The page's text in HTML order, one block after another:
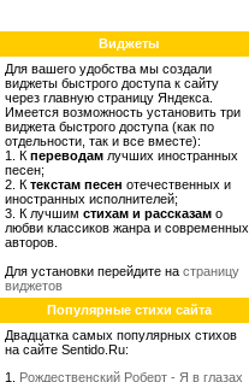
Виджеты
Для вашего удобства мы создали
виджеты быстрого доступа к сайту
через главную страницу Яндекса.
Имеется возможность установить три
виджета быстрого доступа (как по
отдельности, так и все вместе):
1. К переводам лучших иностранных
песен;
2. К текстам песен отечественных и
иностранных исполнителей;
3. К лучшим стихам и рассказам о
любви классиков жанра и современных
авторов.
Для установки перейдите на страницу
виджетов
Популярные стихи сайта
Двадцатка самых популярных стихов
на сайте Sentido.Ru:
1. Рождественский Роберт - Я в глазах